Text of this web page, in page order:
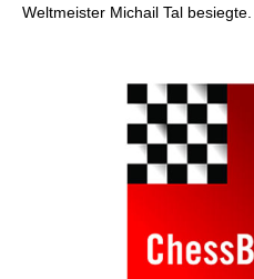
Weltmeister Michail Tal